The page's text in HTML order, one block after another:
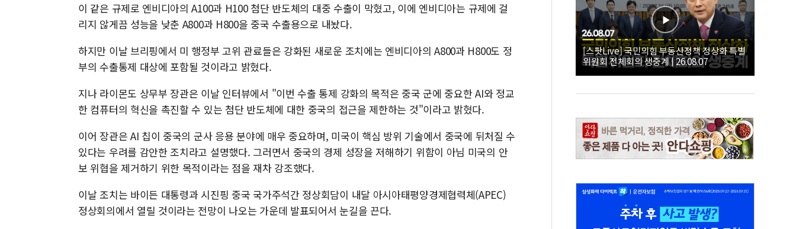
이 같은 규제로 엔비디아의 A100과 H100 첨단 반도체의 대중 수출이 막혔고, 이에 엔비디아는 규제에 걸
리지 않게끔 성능을 낮춘 A800과 H800을 중국 수출용으로 내놨다.
하지만 이날 브리핑에서 미 행정부 고위 관료들은 강화된 새로운 조치에는 엔비디아의 A800과 H800도 정
부의 수출통제 대상에 포함될 것이라고 밝혔다.
지나 라이몬도 상무부 장관은 이날 인터뷰에서 "이번 수출 통제 강화의 목적은 중국 군에 중요한 AI와 정교
한 컴퓨터의 혁신을 촉진할 수 있는 첨단 반도체에 대한 중국의 접근을 제한하는 것"이라고 밝혔다.
이어 장관은 AI 칩이 중국의 군사 응용 분야에 매우 중요하며, 미국이 핵심 방위 기술에서 중국에 뒤처질 수
있다는 우려를 감안한 조치라고 설명했다. 그러면서 중국의 경제 성장을 저해하기 위함이 아님 미국의 안
보 위협을 제거하기 위한 목적이라는 점을 재차 강조했다.
이날 조치는 바이든 대통령과 시진핑 중국 국가주석간 정상회담이 내달 아시아태평양경제협력체(APEC)
정상회의에서 열릴 것이라는 전망이 나오는 가운데 발표되어서 눈길을 끈다.
[스팟Live] 국민의힘 부동산정책 정상화 특별
위원회 전체회의 생중계 | 26.08.07